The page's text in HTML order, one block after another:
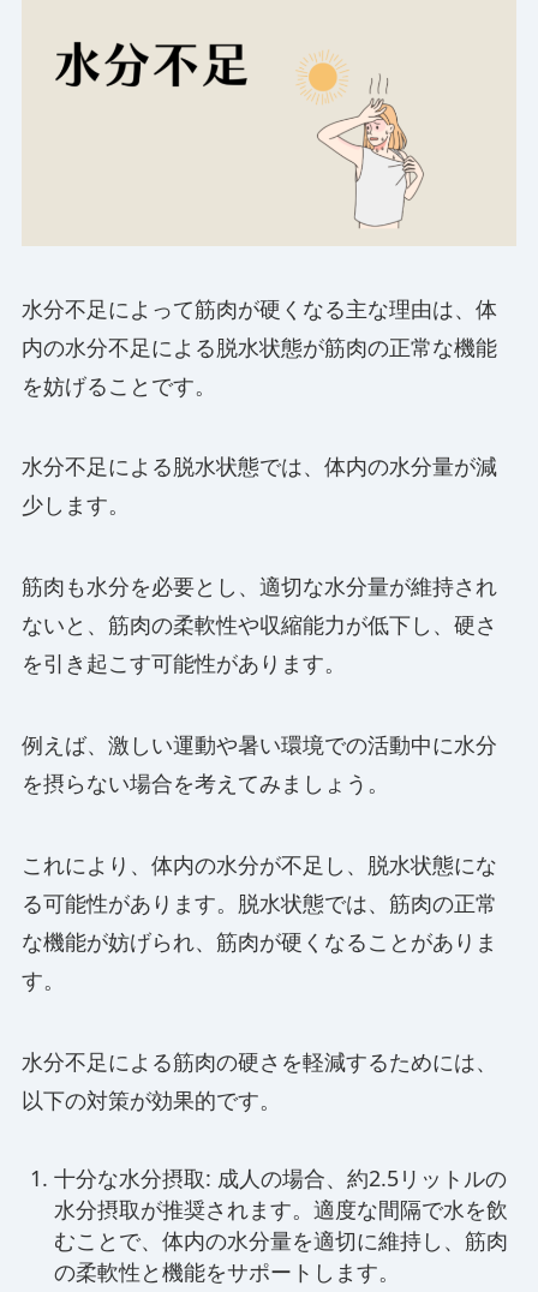
水分不足によって筋肉が硬くなる主な理由は、体
内の水分不足による脱水状態が筋肉の正常な機能
を妨げることです。
水分不足による脱水状態では、体内の水分量が減
少します。
筋肉も水分を必要とし、適切な水分量が維持され
ないと、筋肉の柔軟性や収縮能力が低下し、硬さ
を引き起こす可能性があります。
例えば、激しい運動や暑い環境での活動中に水分
を摂らない場合を考えてみましょう。
これにより、体内の水分が不足し、脱水状態にな
る可能性があります。脱水状態では、筋肉の正常
な機能が妨げられ、筋肉が硬くなることがありま
す。
水分不足による筋肉の硬さを軽減するためには、
以下の対策が効果的です。
十分な水分摂取: 成人の場合、約2.5リットルの
水分摂取が推奨されます。適度な間隔で水を飲
むことで、体内の水分量を適切に維持し、筋肉
の柔軟性と機能をサポートします。